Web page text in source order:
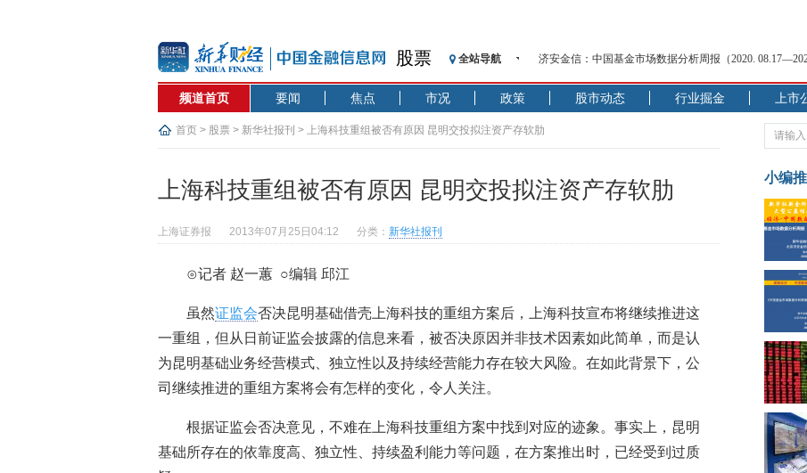
股票 全站导航
记者手记：疫情下的香港零售业如何浴火重生？
【见·闻】疫情下一家香港传统零售商的转型突围之旅
济安金信：中国基金市场数据分析周报（2020.
在“隐秘的角落”
央行公开市场净投放300亿元 短端资金利率明显下行
基本面及股市双轮冲击 债市回调十年期债表现最弱
恒生聚源：北斗收官之星发射成功，全产业链解析
济安金信：中国基金市场数据分析周报（2020.
频道首页 要闻 焦点 市况 政策 股市动态 行业掘金 上市
首页 > 股票 > 新华社报刊 > 上海科技重组被否有原因 昆明交投拟注资产存软肋
上海科技重组被否有原因 昆明交投拟注资产存软肋
上海证券报 2013年07月25日04:12 分类： 新华社报刊
⊙记者 赵一蕙 ○编辑 邱江
虽然证监会否决昆明基础借壳上海科技的重组方案后，上海科技宣布将继续推进这
一重组，但从日前证监会披露的信息来看，被否决原因并非技术因素如此简单，而是认
为昆明基础业务经营模式、独立性以及持续经营能力存在较大风险。在如此背景下，公
司继续推进的重组方案将会有怎样的变化，令人关注。
根据证监会否决意见，不难在上海科技重组方案中找到对应的迹象。事实上，昆明
基础所存在的依靠度高、独立性、持续盈利能力等问题，在方案推出时，已经受到过质
小编